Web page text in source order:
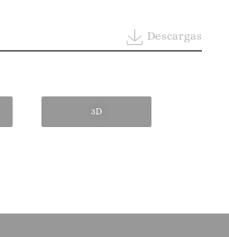
Descargas
3D